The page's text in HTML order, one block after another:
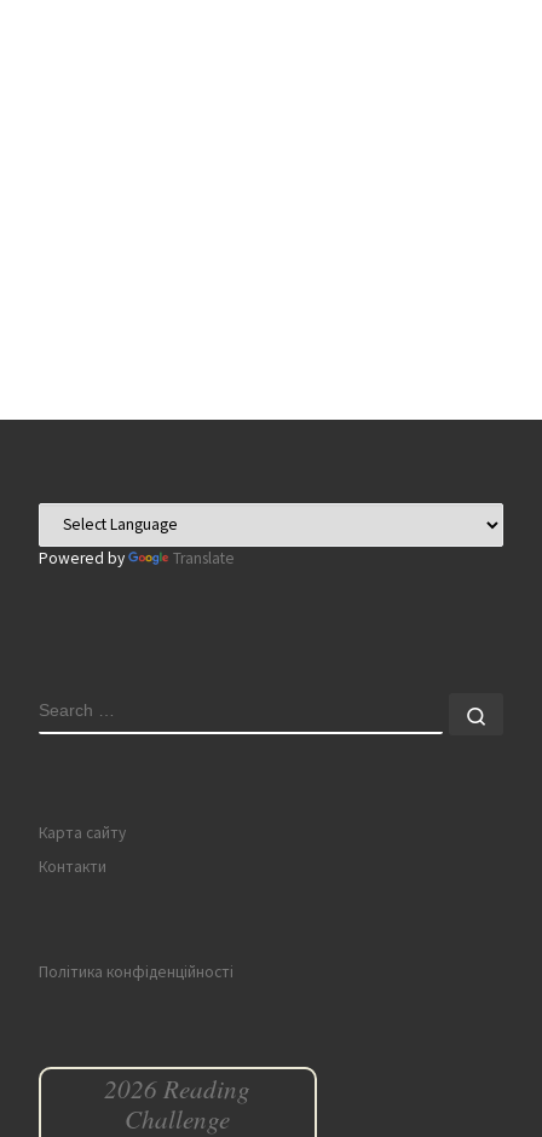
Powered by Translate
SEARCH
Карта сайту
Контакти
Політика конфіденційності
2026 Reading
Challenge